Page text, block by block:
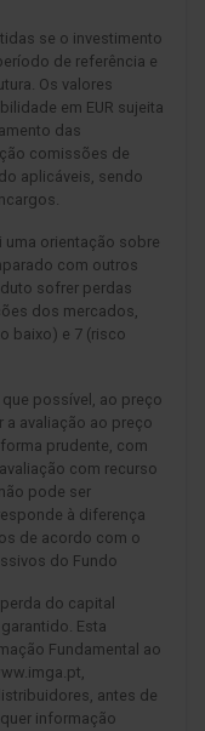
se o investimento
de referência e
Os valores
em EUR sujeita
das
comissões de
aplicáveis, sendo
uma orientação sobre
com outros
sofrer perdas
dos mercados,
baixo) e 7 (risco
possível, ao preço
a avaliação ao preço
prudente, com
com recurso
pode ser
à diferença
de acordo com o
do Fundo
do capital
Esta
Fundamental ao
antes de
informação